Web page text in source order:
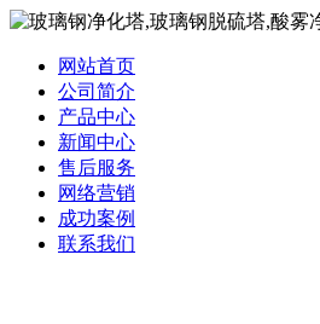
网站首页
公司简介
产品中心
新闻中心
售后服务
网络营销
成功案例
联系我们